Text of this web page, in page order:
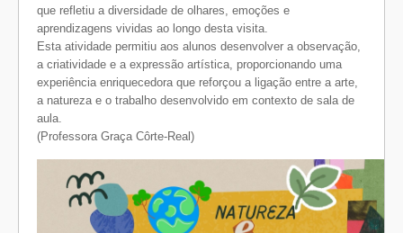
que refletiu a diversidade de olhares, emoções e
aprendizagens vividas ao longo desta visita.
Esta atividade permitiu aos alunos desenvolver a observação,
a criatividade e a expressão artística, proporcionando uma
experiência enriquecedora que reforçou a ligação entre a arte,
a natureza e o trabalho desenvolvido em contexto de sala de
aula.
(Professora Graça Côrte-Real)